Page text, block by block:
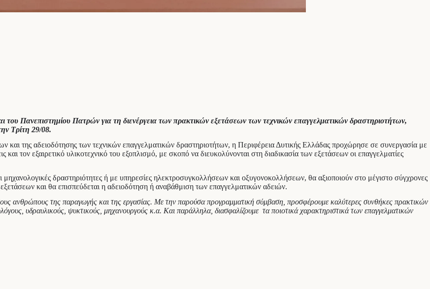
Πανεπιστημίου Πατρών για τη διενέργεια των πρακτικών εξετάσεων των τεχνικών επαγγελματικών δραστηριοτήτων,
Τρίτη 29/08.
και της αδειοδότησης των τεχνικών επαγγελματικών δραστηριοτήτων, η Περιφέρεια Δυτικής Ελλάδας προχώρησε σε συνεργασία με
και τον εξαιρετικό υλικοτεχνικό του εξοπλισμό, με σκοπό να διευκολύνονται στη διαδικασία των εξετάσεων οι επαγγελματίες
μηχανολογικές δραστηριότητες ή με υπηρεσίες ηλεκτροσυγκολλήσεων και οξυγονοκολλήσεων, θα αξιοποιούν στο μέγιστο σύγχρονες
και θα επισπεύδεται η αδειοδότηση ή αναβάθμιση των επαγγελματικών αδειών.
στους ανθρώπους της παραγωγής και της εργασίας. Με την παρούσα προγραμματική σύμβαση, προσφέρουμε καλύτερες συνθήκες πρακτικών
υδραυλικούς, ψυκτικούς, μηχανουργούς κ.α. Και παράλληλα, διασφαλίζουμε τα ποιοτικά χαρακτηριστικά των επαγγελματικών